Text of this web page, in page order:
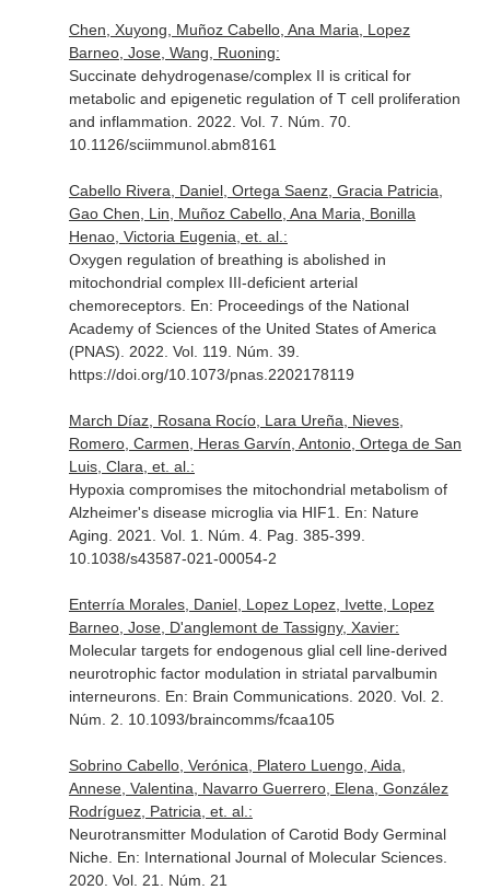
Chen, Xuyong, Muñoz Cabello, Ana Maria, Lopez
Barneo, Jose, Wang, Ruoning:
Succinate dehydrogenase/complex II is critical for
metabolic and epigenetic regulation of T cell proliferation
and inflammation. 2022. Vol. 7. Núm. 70.
10.1126/sciimmunol.abm8161
Cabello Rivera, Daniel, Ortega Saenz, Gracia Patricia,
Gao Chen, Lin, Muñoz Cabello, Ana Maria, Bonilla
Henao, Victoria Eugenia, et. al.:
Oxygen regulation of breathing is abolished in
mitochondrial complex III-deficient arterial
chemoreceptors. En: Proceedings of the National
Academy of Sciences of the United States of America
(PNAS) . 2022. Vol. 119. Núm. 39.
https://doi.org/10.1073/pnas.2202178119
March Díaz, Rosana Rocío, Lara Ureña, Nieves,
Romero, Carmen, Heras Garvín, Antonio, Ortega de San
Luis, Clara, et. al.:
Hypoxia compromises the mitochondrial metabolism of
Alzheimer's disease microglia via HIF1. En: Nature
Aging . 2021. Vol. 1. Núm. 4. Pag. 385-399.
10.1038/s43587-021-00054-2
Enterría Morales, Daniel, Lopez Lopez, Ivette, Lopez
Barneo, Jose, D'anglemont de Tassigny, Xavier:
Molecular targets for endogenous glial cell line-derived
neurotrophic factor modulation in striatal parvalbumin
interneurons. En: Brain Communications. 2020. Vol. 2.
Núm. 2. 10.1093/braincomms/fcaa105
Sobrino Cabello, Verónica, Platero Luengo, Aida,
Annese, Valentina, Navarro Guerrero, Elena, González
Rodríguez, Patricia, et. al.:
Neurotransmitter Modulation of Carotid Body Germinal
Niche. En: International Journal of Molecular Sciences.
2020. Vol. 21. Núm. 21